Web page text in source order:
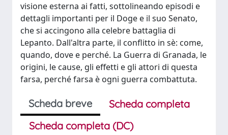
visione esterna ai fatti, sottolineando episodi e
dettagli importanti per il Doge e il suo Senato,
che si accingono alla celebre battaglia di
Lepanto. Dall'altra parte, il conflitto in sè: come,
quando, dove e perché. La Guerra di Granada, le
origini, le cause, gli effetti e gli attori di questa
farsa, perché farsa è ogni guerra combattuta.
Scheda breve
Scheda completa
Scheda completa (DC)